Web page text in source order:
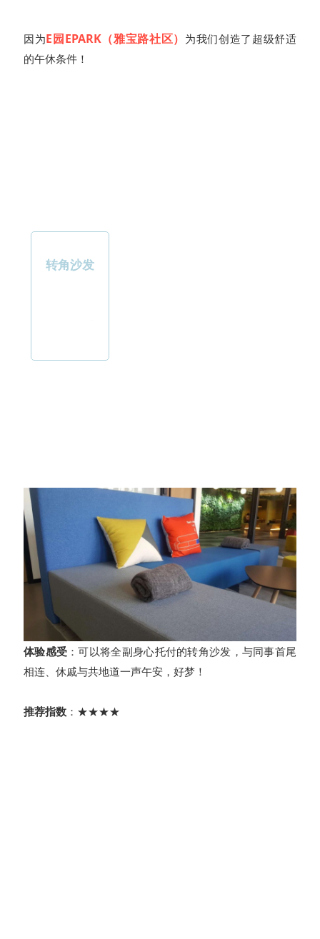
因为E园EPARK（雅宝路社区） 为我们创造了超级舒适
的午休条件！
转角沙发
体验感受 ：可以将全副身心托付的转角沙发，与同事首尾
相连、休戚与共地道一声午安，好梦！
推荐指数：★★★★